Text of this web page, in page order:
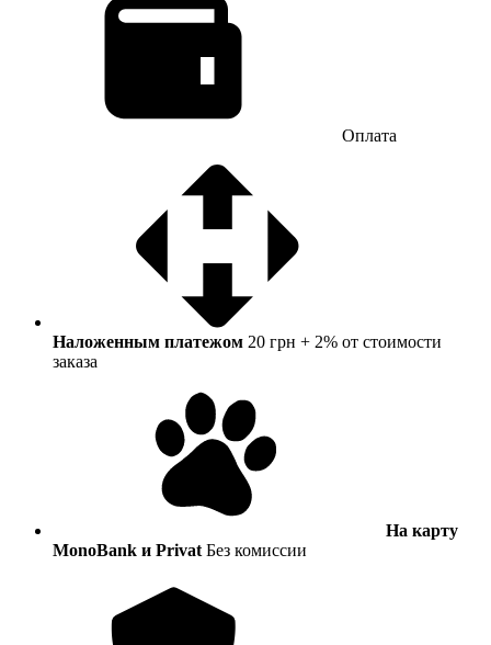
Оплата
Наложенным платежом 20 грн + 2% от стоимости
заказа
На карту
MonoBank и Privat Без комиссии